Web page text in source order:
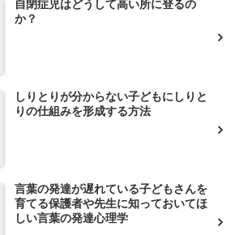
自閉症児はどうして高い所に登るの
か？
しりとりが分からない子どもにしりと
りの仕組みを形成する方法
言葉の発達が遅れている子どもさんを
育てる保護者や先生に知っておいてほ
しい言葉の発達心理学